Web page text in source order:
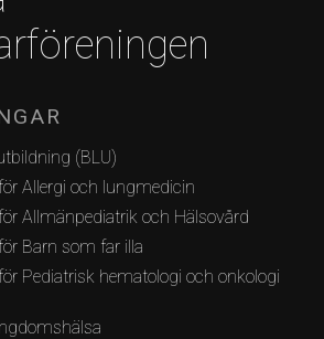
(BLU)
Allergi och lungmedicin
Allmänpediatrik och Hälsovård
Barn som far illa
Pediatrisk hematologi och onkologi